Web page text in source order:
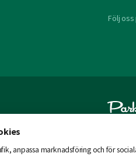
Följ
anpassa marknadsföring och för